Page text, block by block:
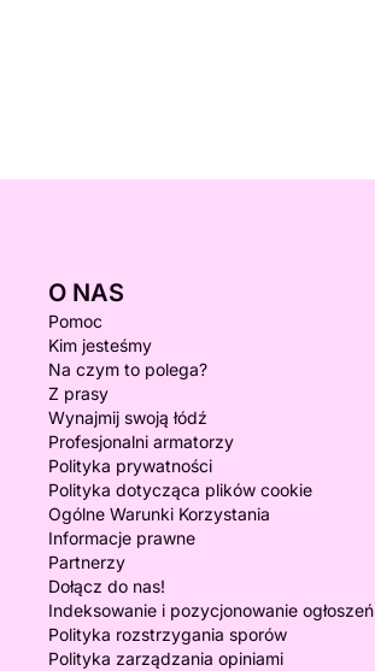
O NAS
Pomoc
Kim jesteśmy
Na czym to polega?
Z prasy
Wynajmij swoją łódź
Profesjonalni armatorzy
Polityka prywatności
Polityka dotycząca plików cookie
Ogólne Warunki Korzystania
Informacje prawne
Partnerzy
Dołącz do nas!
Indeksowanie i pozycjonowanie ogłoszeń
Polityka rozstrzygania sporów
Polityka zarządzania opiniami